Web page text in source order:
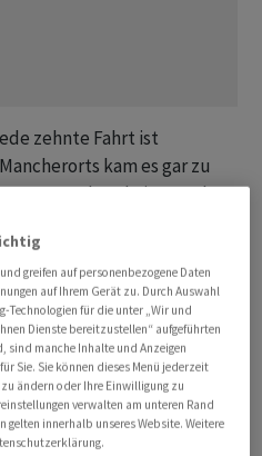
zehnte Fahrt ist
kam es gar zu
ein Zug der
Bord, weil bei einem Sturm
gefallen war.
Stromversorgung fiel
Zug aus und die Türen
Menschen kamen mit
In dem Zug
Einsatzkräfte mehr als 40
greifen auf personenbezogene Daten
auf Ihrem Gerät zu. Durch Auswahl
Technologien für die unter „Wir und
Dienste bereitzustellen“ aufgeführten
sind manche Inhalte und Anzeigen
Sie. Sie können dieses Menü jederzeit
ändern oder Ihre Einwilligung zu
verwalten am unteren Rand
gelten innerhalb unseres Website. Weitere